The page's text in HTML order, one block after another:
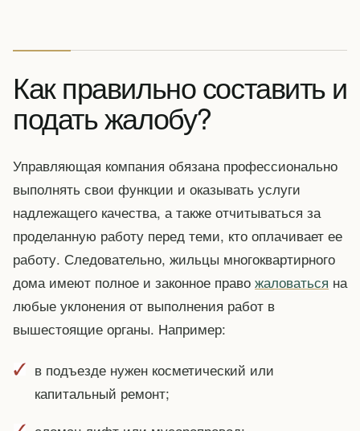
Как правильно составить и
подать жалобу?
Управляющая компания обязана профессионально
выполнять свои функции и оказывать услуги
надлежащего качества, а также отчитываться за
проделанную работу перед теми, кто оплачивает ее
работу. Следовательно, жильцы многоквартирного
дома имеют полное и законное право жаловаться на
любые уклонения от выполнения работ в
вышестоящие органы. Например:
в подъезде нужен косметический или
капитальный ремонт;